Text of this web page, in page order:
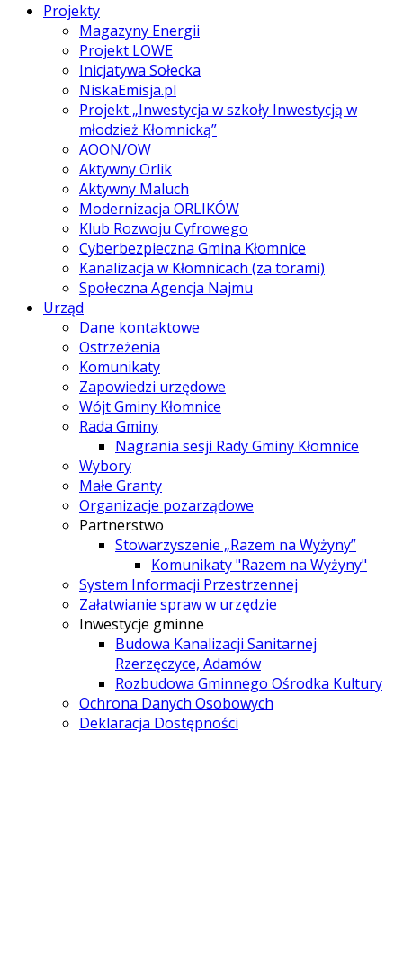
Projekty
Magazyny Energii
Projekt LOWE
Inicjatywa Sołecka
NiskaEmisja.pl
Projekt „Inwestycja w szkoły Inwestycją w
młodzież Kłomnicką”
AOON/OW
Aktywny Orlik
Aktywny Maluch
Modernizacja ORLIKÓW
Klub Rozwoju Cyfrowego
Cyberbezpieczna Gmina Kłomnice
Kanalizacja w Kłomnicach (za torami)
Społeczna Agencja Najmu
Urząd
Dane kontaktowe
Ostrzeżenia
Komunikaty
Zapowiedzi urzędowe
Wójt Gminy Kłomnice
Rada Gminy
Nagrania sesji Rady Gminy Kłomnice
Wybory
Małe Granty
Organizacje pozarządowe
Partnerstwo
Stowarzyszenie „Razem na Wyżyny”
Komunikaty "Razem na Wyżyny"
System Informacji Przestrzennej
Załatwianie spraw w urzędzie
Inwestycje gminne
Budowa Kanalizacji Sanitarnej
Rzerzęczyce, Adamów
Rozbudowa Gminnego Ośrodka Kultury
Ochrona Danych Osobowych
Deklaracja Dostępności